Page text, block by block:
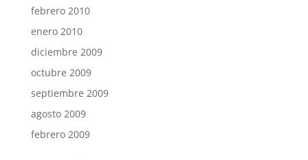
febrero 2010
enero 2010
diciembre 2009
octubre 2009
septiembre 2009
agosto 2009
febrero 2009